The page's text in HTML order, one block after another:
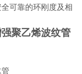
可靠的环刚度及相
聚乙烯波纹管